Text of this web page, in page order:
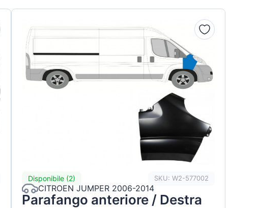
Disponibile (2) SKU: W2-577002
CITROEN JUMPER 2006-2014
Parafango anteriore / Destra